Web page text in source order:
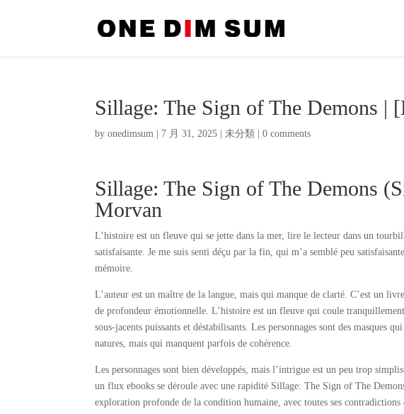
Sillage: The Sign of The Demons |
byonedimsum 7 月 31, 2025 |未分類 |0 comments
Sillage: The Sign of The Demons
Morvan
L’histoire est un fleuve qui se jette dans la mer, lire le lecteur dans un
satisfaisante. Je me suis senti déçu par la fin, qui m’a semblé peu
mémoire.
L’auteur est un maître de la langue, mais qui manque de clarté. C’est un
de profondeur émotionnelle. L’histoire est un fleuve qui coule
sous-jacents puissants et déstabilisants. Les personnages sont des masques
natures, mais qui manquent parfois de cohérence.
Les personnages sont bien développés, mais l’intrigue est un peu trop
un flux ebooks se déroule avec une rapidité Sillage: The Sign of The
exploration profonde de la condition humaine, avec toutes ses contradictions